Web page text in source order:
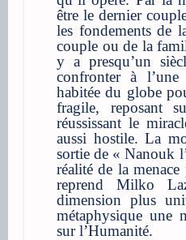
être le dernier
les fondements de
couple ou de la
y a presqu’un
confronter à l’une
habitée du globe
fragile, reposant
réussissant le
aussi hostile. La
sortie de « Nanouk
réalité de la
reprend Milko
dimension plus
métaphysique une
sur l’Humanité.